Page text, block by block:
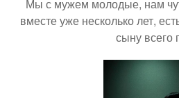
Мы с мужем молодые, нам
вместе уже несколько лет,
сыну всего